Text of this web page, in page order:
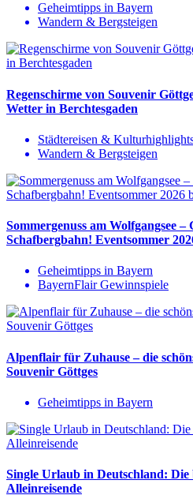
Geheimtipps in Bayern
Wandern & Bergsteigen
Regenschirme von Souvenir
Wetter in Berchtesgaden
Städtereisen &
Wandern & Bergsteigen
Sommergenuss am Wolfgangsee
Schafbergbahn! Eventsommer
Geheimtipps in Bayern
BayernFlair Gewinnspiele
Alpenflair für Zuhause – die
Souvenir Göttges
Geheimtipps in Bayern
Single Urlaub in Deutschland: Die
Alleinreisende